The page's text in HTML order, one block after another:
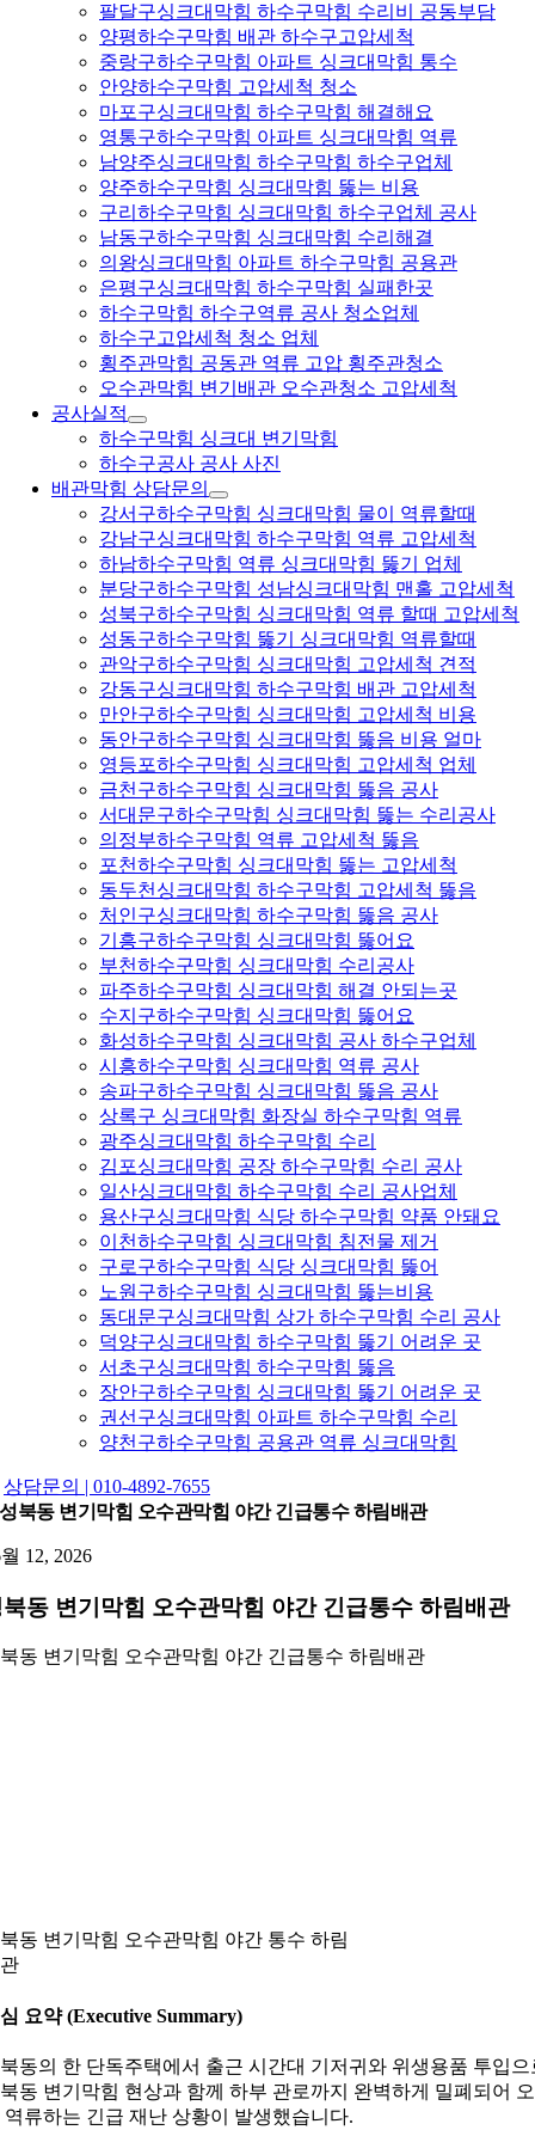
팔달구싱크대막힘 하수구막힘 수리비 공동부담
양평하수구막힘 배관 하수구고압세척
중랑구하수구막힘 아파트 싱크대막힘 통수
안양하수구막힘 고압세척 청소
마포구싱크대막힘 하수구막힘 해결해요
영통구하수구막힘 아파트 싱크대막힘 역류
남양주싱크대막힘 하수구막힘 하수구업체
양주하수구막힘 싱크대막힘 뚫는 비용
구리하수구막힘 싱크대막힘 하수구업체 공사
남동구하수구막힘 싱크대막힘 수리해결
의왕싱크대막힘 아파트 하수구막힘 공용관
은평구싱크대막힘 하수구막힘 실패한곳
하수구막힘 하수구역류 공사 청소업체
하수구고압세척 청소 업체
횡주관막힘 공동관 역류 고압 횡주관청소
오수관막힘 변기배관 오수관청소 고압세척
공사실적
하수구막힘 싱크대 변기막힘
하수구공사 공사 사진
배관막힘 상담문의
강서구하수구막힘 싱크대막힘 물이 역류할때
강남구싱크대막힘 하수구막힘 역류 고압세척
하남하수구막힘 역류 싱크대막힘 뚫기 업체
분당구하수구막힘 성남싱크대막힘 맨홀 고압세척
성북구하수구막힘 싱크대막힘 역류 할때 고압세척
성동구하수구막힘 뚫기 싱크대막힘 역류할때
관악구하수구막힘 싱크대막힘 고압세척 견적
강동구싱크대막힘 하수구막힘 배관 고압세척
만안구하수구막힘 싱크대막힘 고압세척 비용
동안구하수구막힘 싱크대막힘 뚫음 비용 얼마
영등포하수구막힘 싱크대막힘 고압세척 업체
금천구하수구막힘 싱크대막힘 뚫음 공사
서대문구하수구막힘 싱크대막힘 뚫는 수리공사
의정부하수구막힘 역류 고압세척 뚫음
포천하수구막힘 싱크대막힘 뚫는 고압세척
동두천싱크대막힘 하수구막힘 고압세척 뚫음
처인구싱크대막힘 하수구막힘 뚫음 공사
기흥구하수구막힘 싱크대막힘 뚫어요
부천하수구막힘 싱크대막힘 수리공사
파주하수구막힘 싱크대막힘 해결 안되는곳
수지구하수구막힘 싱크대막힘 뚫어요
화성하수구막힘 싱크대막힘 공사 하수구업체
시흥하수구막힘 싱크대막힘 역류 공사
송파구하수구막힘 싱크대막힘 뚫음 공사
상록구 싱크대막힘 화장실 하수구막힘 역류
광주싱크대막힘 하수구막힘 수리
김포싱크대막힘 공장 하수구막힘 수리 공사
일산싱크대막힘 하수구막힘 수리 공사업체
용산구싱크대막힘 식당 하수구막힘 약품 안돼요
이천하수구막힘 싱크대막힘 침전물 제거
구로구하수구막힘 식당 싱크대막힘 뚫어
노원구하수구막힘 싱크대막힘 뚫는비용
동대문구싱크대막힘 상가 하수구막힘 수리 공사
덕양구싱크대막힘 하수구막힘 뚫기 어려운 곳
서초구싱크대막힘 하수구막힘 뚫음
장안구하수구막힘 싱크대막힘 뚫기 어려운 곳
권선구싱크대막힘 아파트 하수구막힘 수리
양천구하수구막힘 공용관 역류 싱크대막힘
상담문의 | 010-4892-7655
성북동 변기막힘 오수관막힘 야간 긴급통수 하림배관
12, 2026
동 변기막힘 오수관막힘 야간 긴급통수 하림배관
동 변기막힘 오수관막힘 야간 긴급통수 하림배관
동 변기막힘 오수관막힘 야간 통수 하림
요약 (Executive Summary)
동의 한 단독주택에서 출근 시간대 기저귀와 위생용품 투입으
동 변기막힘 현상과 함께 하부 관로까지 완벽하게 밀폐되어
역류하는 긴급 재난 상황이 발생했습니다.